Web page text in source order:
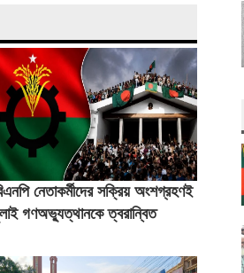
নেতাকর্মীদের সক্রিয় অংশগ্রহণই
গণঅভ্যুত্থানকে ত্বরান্বিত